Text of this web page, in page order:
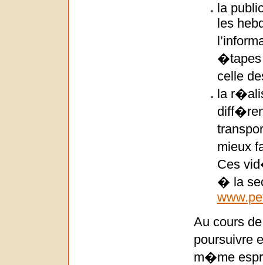
la
les
�tapes
celle
la
mieux
Ces
� la
Au cours
poursuivre
m�me